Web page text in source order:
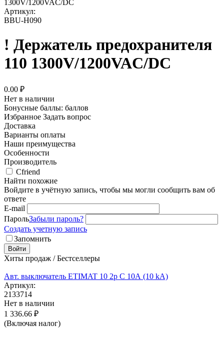
1300V/1200VAC/DC
Артикул:
BBU-H090
! Держатель предохранителя
110 1300V/1200VAC/DC
0.00 ₽
Нет в наличии
Бонусные баллы: баллов
Избранное Задать вопрос
Доставка
Варианты оплаты
Наши преимущества
Особенности
Производитель
Cfriend
Найти похожие
Войдите в учётную запись, чтобы мы могли сообщить вам об
ответе
E-mail
ПарольЗабыли пароль?
Создать учетную запись
Запомнить
Войти
Хиты продаж / Бестселлеры
Авт. выключатель ETIMAT 10 2p C 10А (10 kA)
Артикул:
2133714
Нет в наличии
1 336.66 ₽
(Включая налог)